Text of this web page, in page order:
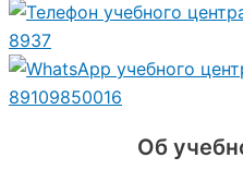
8937
89109850016
Об